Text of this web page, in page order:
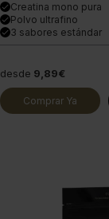
doneCreatina mono pura
donePolvo ultrafino
done3 sabores estándar
desde 9,89€
Comprar Ya